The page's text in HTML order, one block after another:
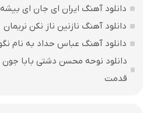
دانلود آهنگ ایران ای جان ای
دانلود آهنگ نازنین ناز نکن نریمان
دانلود آهنگ عباس حداد به نام
دانلود نوحه محسن دشتی بابا
قدمت